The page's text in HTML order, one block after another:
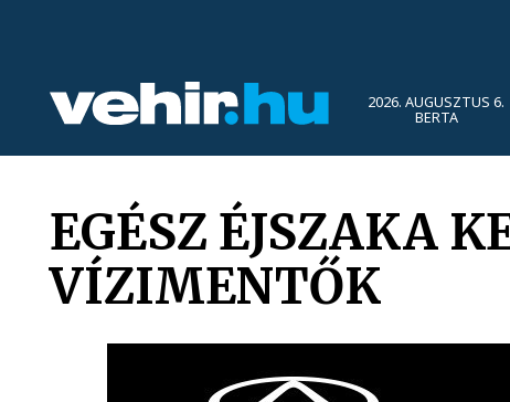
2026. AUGUSZTUS 6.
BERTA
EGÉSZ ÉJSZAKA
VÍZIMENTŐK